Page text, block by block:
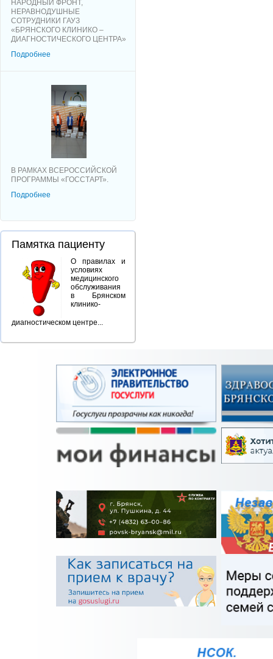
НАРОДНЫЙ ФРОНТ,
НЕРАВНОДУШНЫЕ
СОТРУДНИКИ ГАУЗ
«БРЯНСКОГО КЛИНИКО –
ДИАГНОСТИЧЕСКОГО ЦЕНТРА»
Подробнее
В РАМКАХ ВСЕРОССИЙСКОЙ
ПРОГРАММЫ «ГОССТАРТ».
Подробнее
Памятка пациенту
О правилах и
условиях
медицинского
обслуживания
в Брянском
клинико-
диагностическом центре...